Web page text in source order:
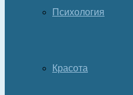
Психология
Красота